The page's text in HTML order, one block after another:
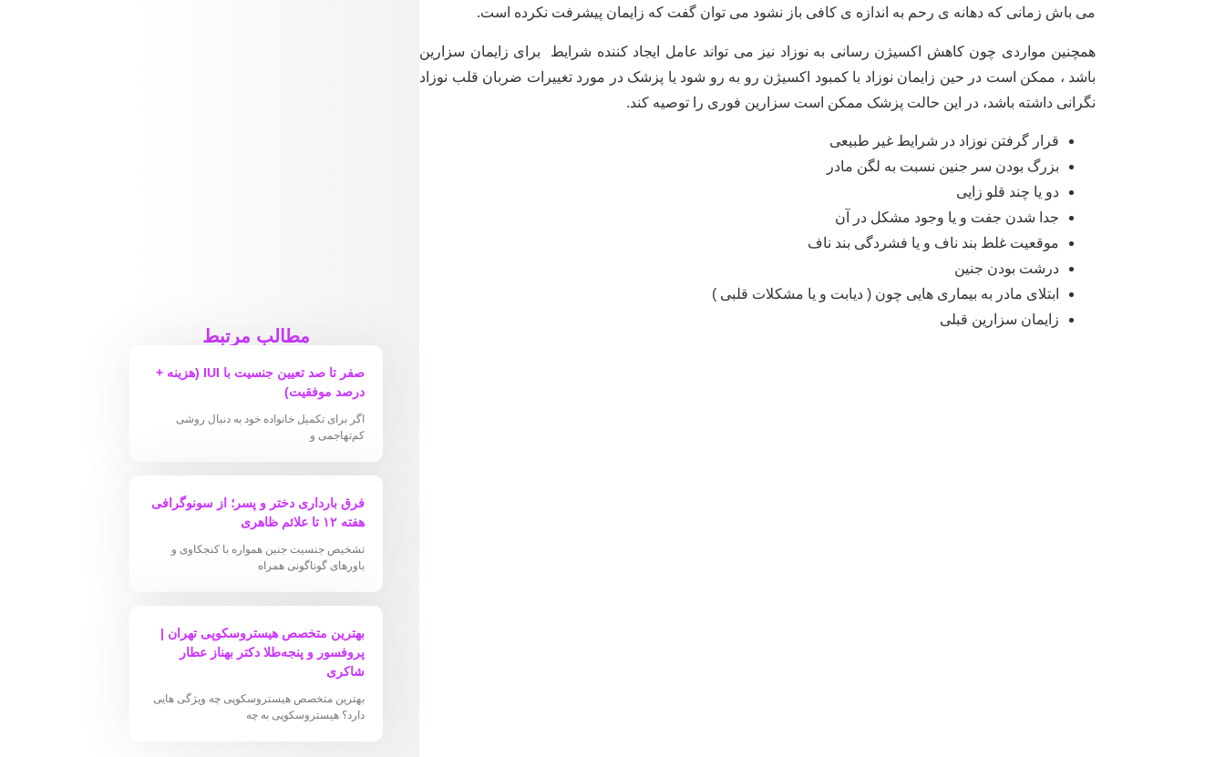
می باش زمانی که دهانه ی رحم به اندازه ی کافی باز نشود می توان گفت که زایمان پیشرفت نکرده است.
همچنین مواردی چون کاهش اکسیژن رسانی به نوزاد نیز می تواند عامل ایجاد کننده شرایط برای زایمان سزارین
باشد ، ممکن است در حین زایمان نوزاد با کمبود اکسیژن رو به رو شود یا پزشک در مورد تغییرات ضربان قلب نوزاد
نگرانی داشته باشد، در این حالت پزشک ممکن است سزارین فوری را توصیه کند.
قرار گرفتن نوزاد در شرایط غیر طبیعی
بزرگ بودن سر جنین نسبت به لگن مادر
دو یا چند قلو زایی
جدا شدن جفت و یا وجود مشکل در آن
موقعیت غلط بند ناف و یا فشردگی بند ناف
درشت بودن جنین
ابتلای مادر به بیماری هایی چون ( دیابت و یا مشکلات قلبی )
زایمان سزارین قبلی
مطالب مرتبط
صفر تا صد تعیین جنسیت با IUI (هزینه +
درصد موفقیت)
اگر برای تکمیل خانواده خود به دنبال روشی
کم‌تهاجمی و
فرق بارداری دختر و پسر؛ از سونوگرافی
هفته ۱۲ تا علائم ظاهری
تشخیص جنسیت جنین همواره با کنجکاوی و
باورهای گوناگونی همراه
بهترین متخصص هیستروسکوپی تهران |
پروفسور و پنجه‌طلا دکتر بهناز عطار
شاکری
بهترین متخصص هیستروسکوپی چه ویژگی هایی
دارد؟ هیستروسکوپی به چه